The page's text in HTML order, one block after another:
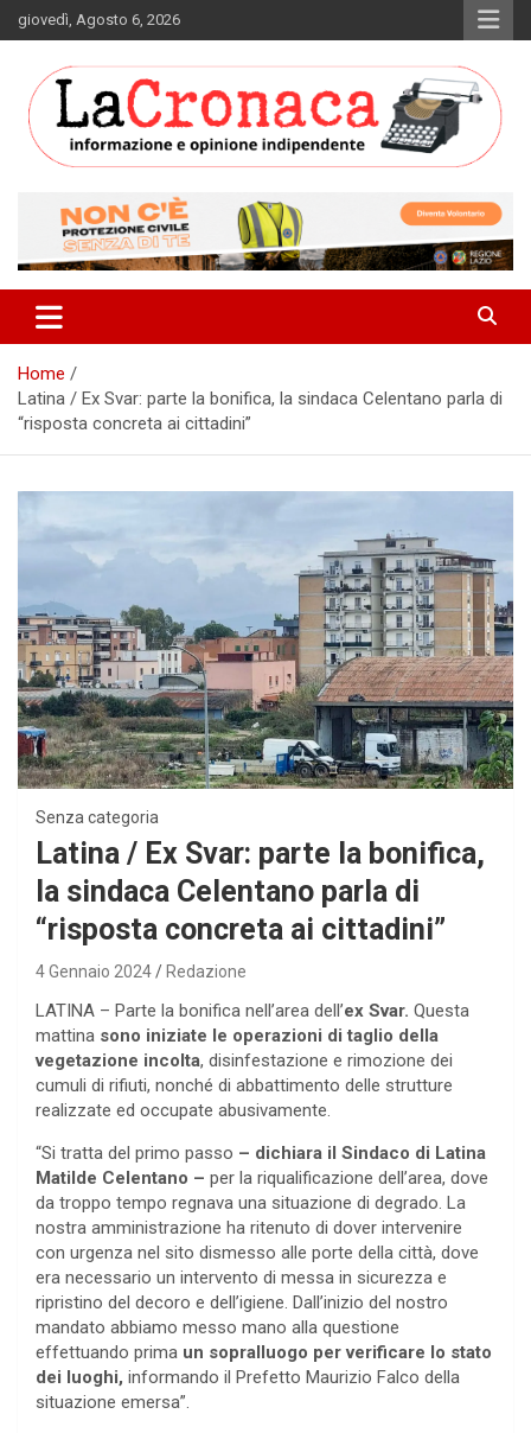
Skip
to
giovedì, Agosto 6, 2026
La Cronaca Quotidiano
Home
Latina / Ex Svar: parte la bonifica, la sindaca Celentano parla di
“risposta concreta ai cittadini”
Senza categoria
Latina / Ex Svar: parte la bonifica,
la sindaca Celentano parla di
“risposta concreta ai cittadini”
4 Gennaio 2024 Redazione
LATINA – Parte la bonifica nell’area dell’ex Svar. Questa
mattina sono iniziate le operazioni di taglio della
vegetazione incolta, disinfestazione e rimozione dei
cumuli di rifiuti, nonché di abbattimento delle strutture
realizzate ed occupate abusivamente.
“Si tratta del primo passo – dichiara il Sindaco di Latina
Matilde Celentano – per la riqualificazione dell’area, dove
da troppo tempo regnava una situazione di degrado. La
nostra amministrazione ha ritenuto di dover intervenire
con urgenza nel sito dismesso alle porte della città, dove
era necessario un intervento di messa in sicurezza e
ripristino del decoro e dell’igiene. Dall’inizio del nostro
mandato abbiamo messo mano alla questione
effettuando prima un sopralluogo per verificare lo stato
dei luoghi, informando il Prefetto Maurizio Falco della
situazione emersa”.